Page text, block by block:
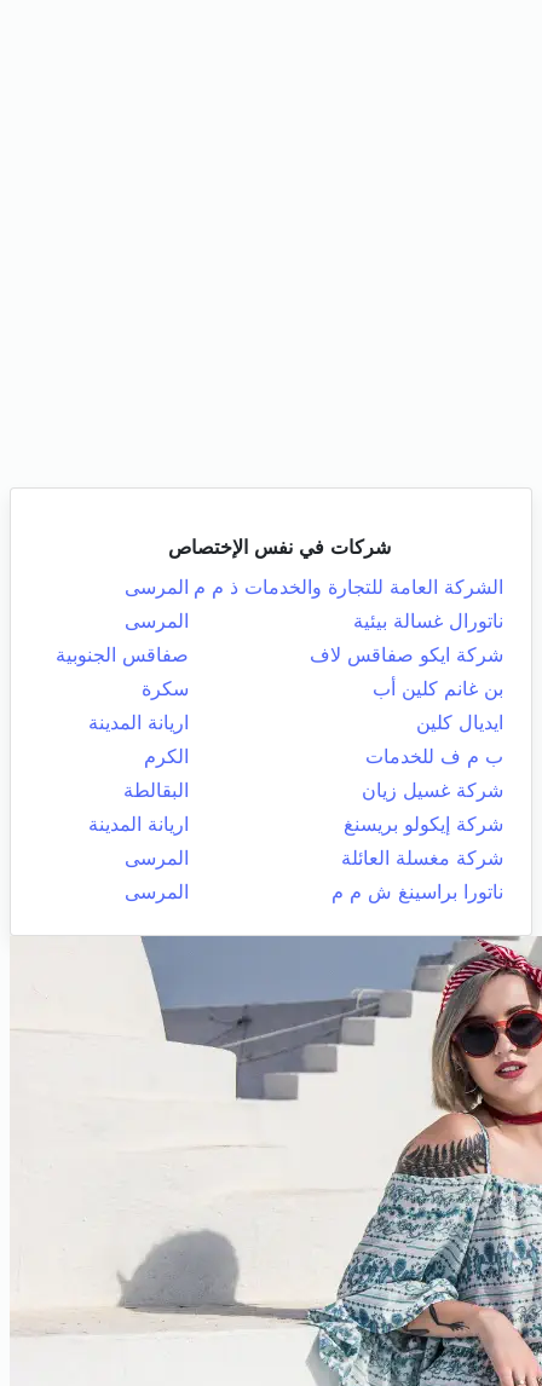
شركات في نفس الإختصاص
الشركة العامة للتجارة والخدمات ذ م م المرسى
ناتورال غسالة بيئية
المرسى
شركة ايكو صفاقس لاف
صفاقس الجنوبية
بن غانم كلين أب
سكرة
ايديال كلين
اريانة المدينة
ب م ف للخدمات
الكرم
شركة غسيل زيان
البقالطة
شركة إيكولو بريسنغ
اريانة المدينة
شركة مغسلة العائلة
المرسى
ناتورا براسينغ ش م م
المرسى